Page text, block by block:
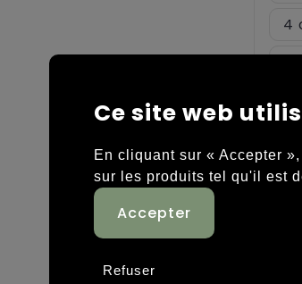
4
2
Ce site web
En cliquant sur « Accepter
sur les produits tel qu'il est
Refuser